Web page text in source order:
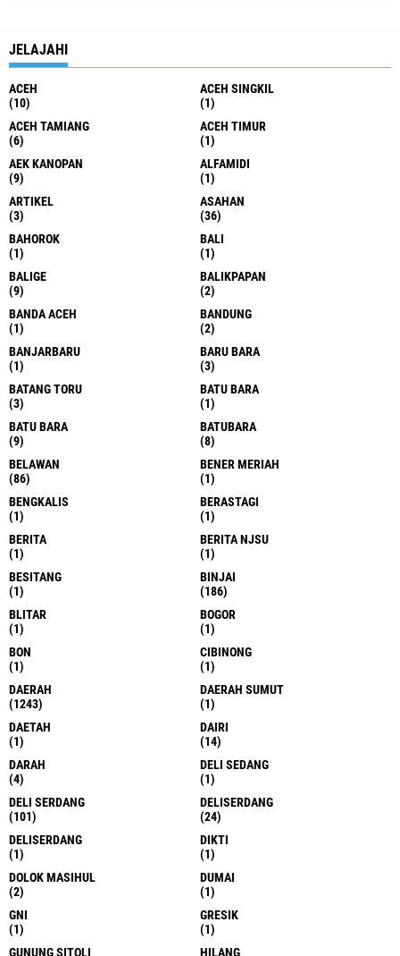
JELAJAHI
ACEH
(10)
ACEH SINGKIL
(1)
ACEH TAMIANG
(6)
ACEH TIMUR
(1)
AEK KANOPAN
(9)
ALFAMIDI
(1)
ARTIKEL
(3)
ASAHAN
(36)
BAHOROK
(1)
BALI
(1)
BALIGE
(9)
BALIKPAPAN
(2)
BANDA ACEH
(1)
BANDUNG
(2)
BANJARBARU
(1)
BARU BARA
(3)
BATANG TORU
(3)
BATU BARA
(1)
BATU BARA
(9)
BATUBARA
(8)
BELAWAN
(86)
BENER MERIAH
(1)
BENGKALIS
(1)
BERASTAGI
(1)
BERITA
(1)
BERITA NJSU
(1)
BESITANG
(1)
BINJAI
(186)
BLITAR
(1)
BOGOR
(1)
BON
(1)
CIBINONG
(1)
DAERAH
(1243)
DAERAH SUMUT
(1)
DAETAH
(1)
DAIRI
(14)
DARAH
(4)
DELI SEDANG
(1)
DELI SERDANG
(101)
DELISERDANG
(24)
DELISERDANG
(1)
DIKTI
(1)
DOLOK MASIHUL
(2)
DUMAI
(1)
GNI
(1)
GRESIK
(1)
GUNUNG SITOLI
HILANG